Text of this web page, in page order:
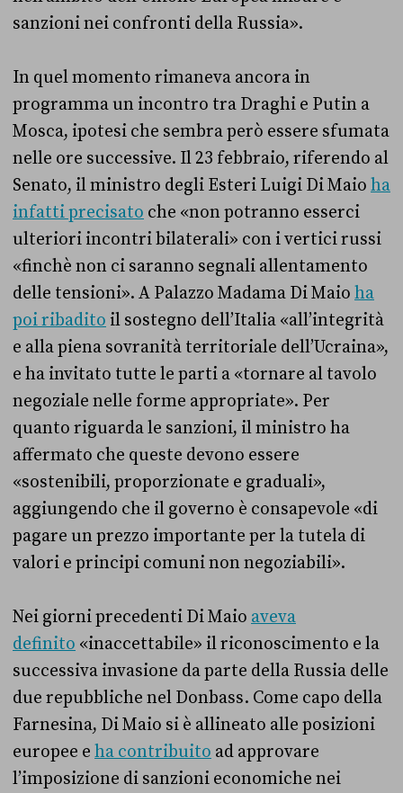
sanzioni nei confronti della Russia».
In quel momento rimaneva ancora in
programma un incontro tra Draghi e Putin a
Mosca, ipotesi che sembra però essere sfumata
nelle ore successive. Il 23 febbraio, riferendo al
Senato, il ministro degli Esteri Luigi Di Maio ha
infatti precisato che «non potranno esserci
ulteriori incontri bilaterali» con i vertici russi
«finchè non ci saranno segnali allentamento
delle tensioni». A Palazzo Madama Di Maio ha
poi ribadito il sostegno dell’Italia «all’integrità
e alla piena sovranità territoriale dell’Ucraina»,
e ha invitato tutte le parti a «tornare al tavolo
negoziale nelle forme appropriate». Per
quanto riguarda le sanzioni, il ministro ha
affermato che queste devono essere
«sostenibili, proporzionate e graduali»,
aggiungendo che il governo è consapevole «di
pagare un prezzo importante per la tutela di
valori e principi comuni non negoziabili».
Nei giorni precedenti Di Maio aveva
definito «inaccettabile» il riconoscimento e la
successiva invasione da parte della Russia delle
due repubbliche nel Donbass. Come capo della
Farnesina, Di Maio si è allineato alle posizioni
europee e ha contribuito ad approvare
l’imposizione di sanzioni economiche nei